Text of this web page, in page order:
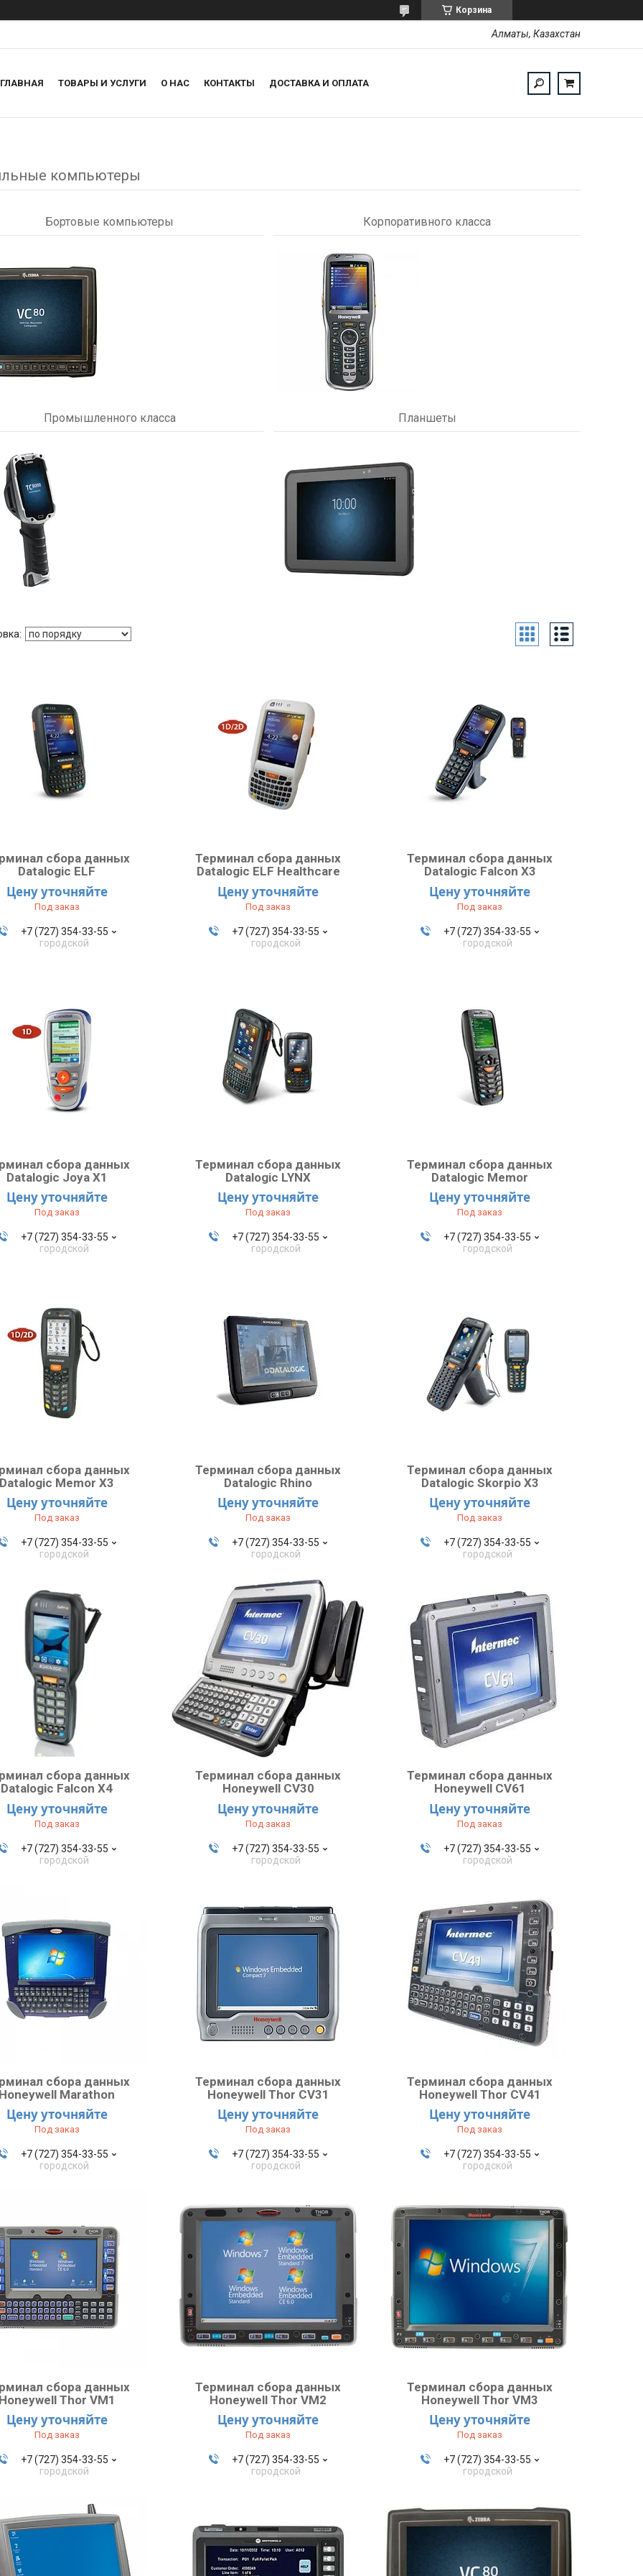
Корзина
Алматы, Казахстан
ГЛАВНАЯ ТОВАРЫ И УСЛУГИ О НАС КОНТАКТЫ ДОСТАВКА И ОПЛАТА
компьютеры
Бортовые компьютеры Корпоративного класса
Промышленного класса Планшеты
сбора данных
Datalogic ELF
Цену уточняйте
Под заказ
+7 (727) 354-33-55
городской
Терминал сбора данных
Datalogic ELF Healthcare
Цену уточняйте
Под заказ
+7 (727) 354-33-55
городской
Терминал сбора данных
Datalogic Falcon X3
Цену уточняйте
Под заказ
+7 (727) 354-33-55
городской
сбора данных
Datalogic Joya X1
Цену уточняйте
Под заказ
+7 (727) 354-33-55
городской
Терминал сбора данных
Datalogic LYNX
Цену уточняйте
Под заказ
+7 (727) 354-33-55
городской
Терминал сбора данных
Datalogic Memor
Цену уточняйте
Под заказ
+7 (727) 354-33-55
городской
сбора данных
Datalogic Memor X3
Цену уточняйте
Под заказ
+7 (727) 354-33-55
городской
Терминал сбора данных
Datalogic Rhino
Цену уточняйте
Под заказ
+7 (727) 354-33-55
городской
Терминал сбора данных
Datalogic Skorpio X3
Цену уточняйте
Под заказ
+7 (727) 354-33-55
городской
сбора данных
Datalogic Falcon X4
Цену уточняйте
Под заказ
+7 (727) 354-33-55
городской
Терминал сбора данных
Honeywell CV30
Цену уточняйте
Под заказ
+7 (727) 354-33-55
городской
Терминал сбора данных
Honeywell CV61
Цену уточняйте
Под заказ
+7 (727) 354-33-55
городской
сбора данных
Marathon
Цену уточняйте
Под заказ
+7 (727) 354-33-55
городской
Терминал сбора данных
Honeywell Thor CV31
Цену уточняйте
Под заказ
+7 (727) 354-33-55
городской
Терминал сбора данных
Honeywell Thor CV41
Цену уточняйте
Под заказ
+7 (727) 354-33-55
городской
сбора данных
Thor VM1
Цену уточняйте
Под заказ
+7 (727) 354-33-55
городской
Терминал сбора данных
Honeywell Thor VM2
Цену уточняйте
Под заказ
+7 (727) 354-33-55
городской
Терминал сбора данных
Honeywell Thor VM3
Цену уточняйте
Под заказ
+7 (727) 354-33-55
городской